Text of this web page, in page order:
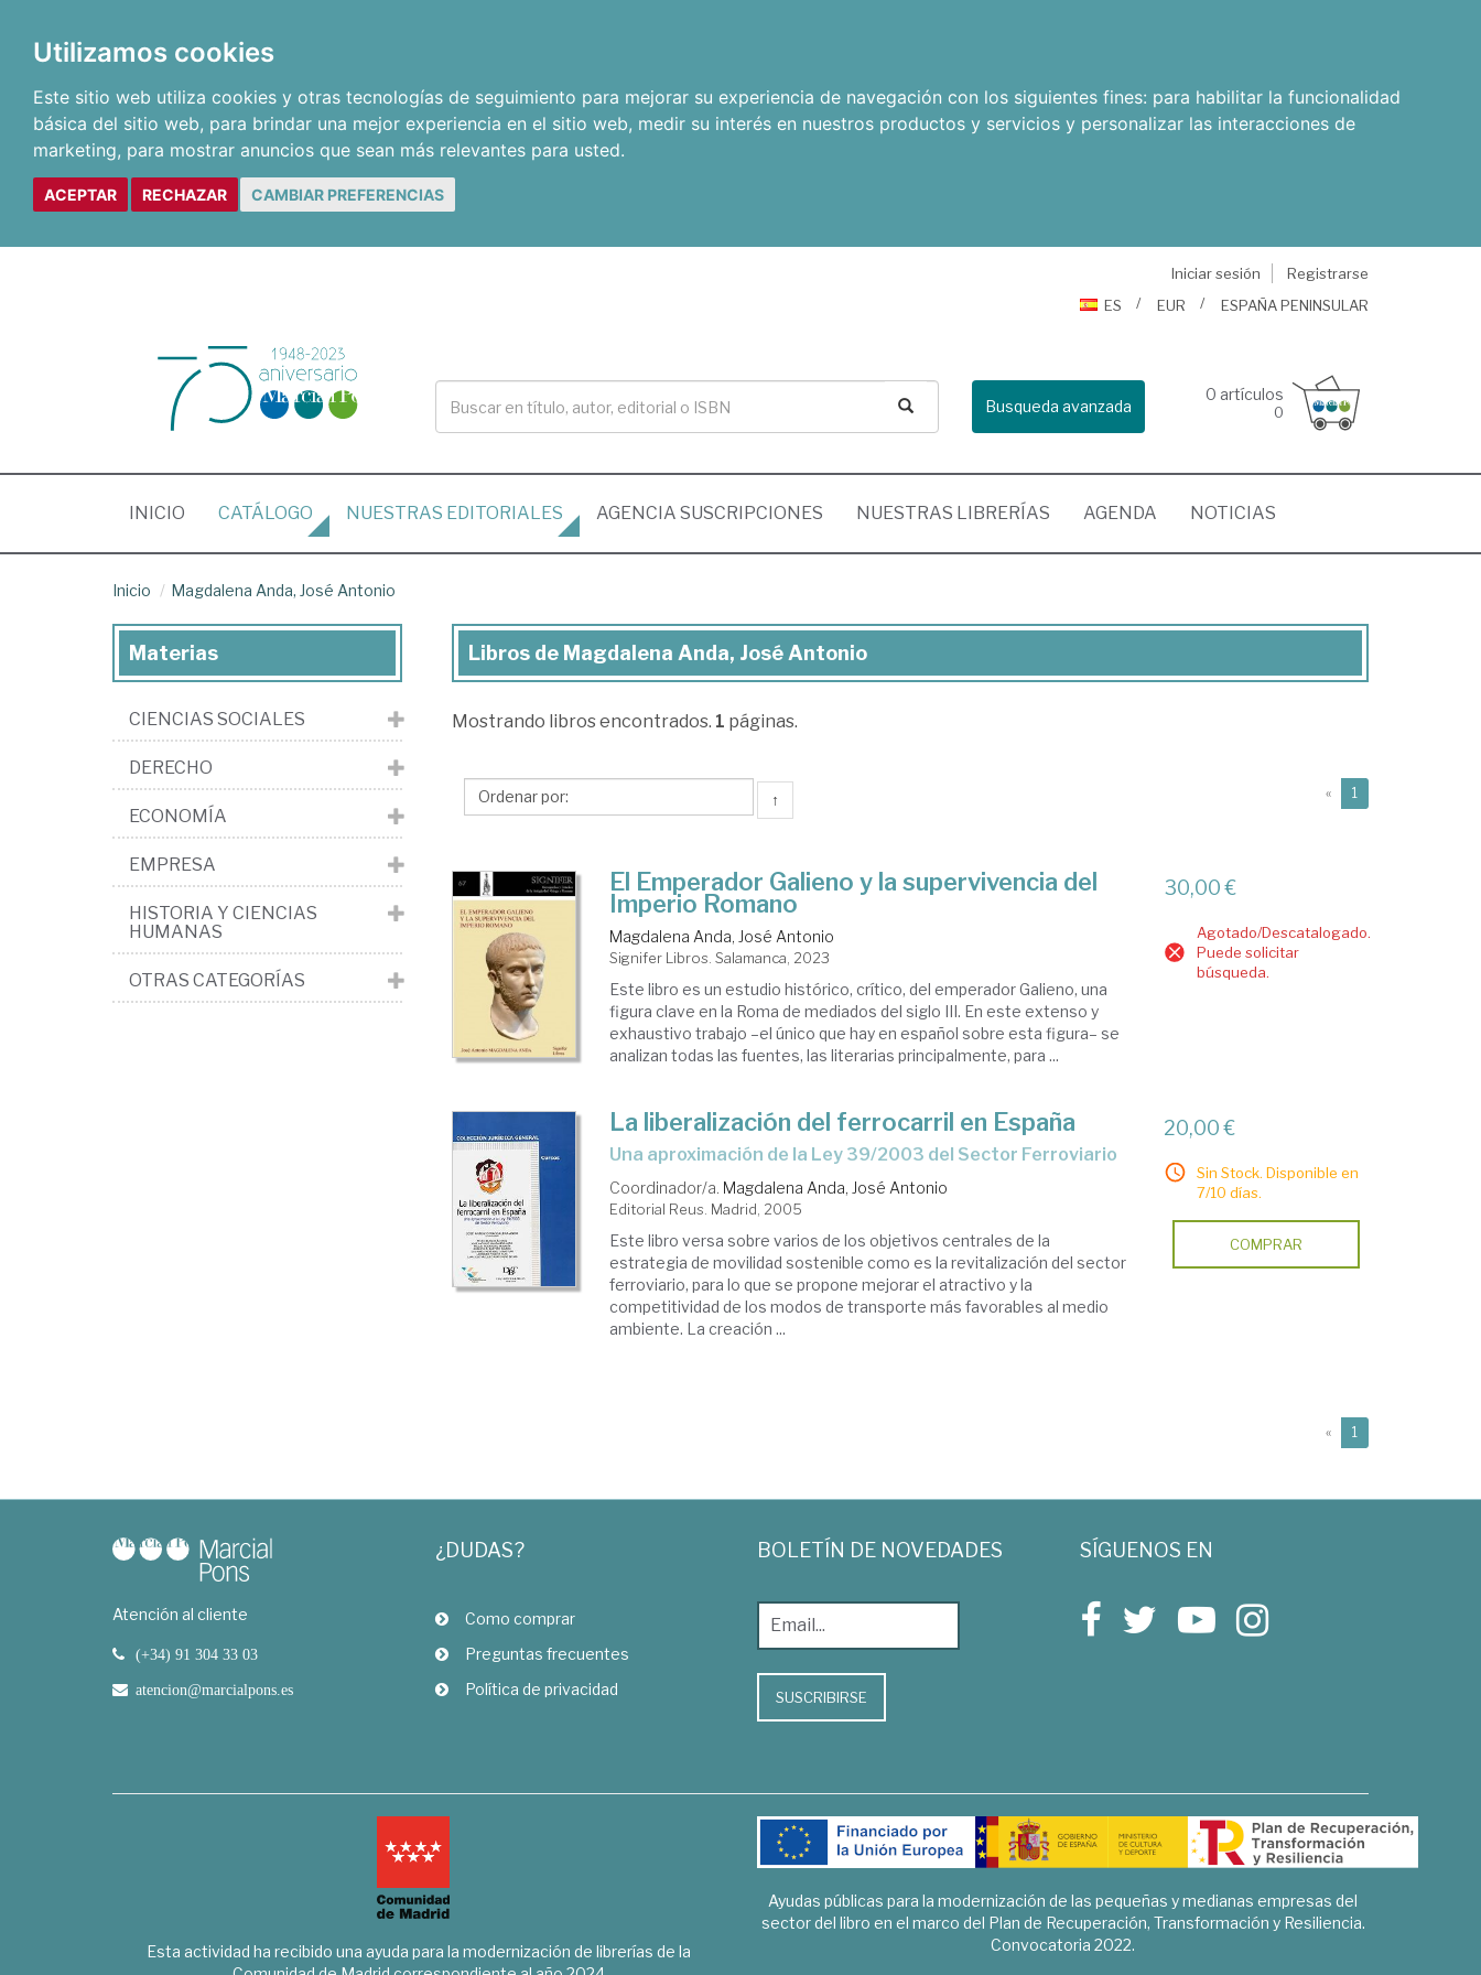
Utilizamos cookies
Este sitio web utiliza cookies y otras tecnologías de seguimiento para mejorar su experiencia de navegación con los siguientes fines: para habilitar la funcionalidad
básica del sitio web, para brindar una mejor experiencia en el sitio web, medir su interés en nuestros productos y servicios y personalizar las interacciones de
marketing, para mostrar anuncios que sean más relevantes para usted.
ACEPTAR RECHAZAR CAMBIAR PREFERENCIAS
Iniciar sesión
Registrarse
ES
EUR ESPAÑA PENINSULAR
Busqueda avanzada
0 artículos
0
INICIO (CURRENT)
CATÁLOGO NUESTRAS EDITORIALES AGENCIA SUSCRIPCIONES NUESTRAS LIBRERÍAS AGENDA NOTICIAS
Inicio Magdalena Anda, José Antonio
Libros
Magdalena
José
Libros de Magdalena Anda, José Antonio
Mostrando libros encontrados. 1 páginas.
↑ « 1
El Emperador Galieno y la supervivencia del
Imperio Romano
Magdalena Anda, José Antonio
Signifer Libros. Salamanca, 2023
Este libro es un estudio histórico, crítico, del emperador Galieno, una
figura clave en la Roma de mediados del siglo III. En este extenso y
exhaustivo trabajo –el único que hay en español sobre esta figura– se
analizan todas las fuentes, las literarias principalmente, para ...
30,00 €
Agotado/Descatalogado.
Puede solicitar
búsqueda.
La liberalización del ferrocarril en España
una aproximación de la Ley 39/2003 del Sector Ferroviario
Coordinador/a. Magdalena Anda, José Antonio
Editorial Reus. Madrid, 2005
Este libro versa sobre varios de los objetivos centrales de la
estrategia de movilidad sostenible como es la revitalización del sector
ferroviario, para lo que se propone mejorar el atractivo y la
competitividad de los modos de transporte más favorables al medio
ambiente. La creación ...
20,00 €
Sin Stock. Disponible en
7/10 días.
COMPRAR
« 1
Materias
CIENCIAS SOCIALES
DERECHO
ECONOMÍA
EMPRESA
HISTORIA Y CIENCIAS
HUMANAS
OTRAS CATEGORÍAS
Atención al cliente
(+34) 91 304 33 03
atencion@marcialpons.es
¿DUDAS?
Como comprar
Preguntas frecuentes
Política de privacidad
BOLETÍN DE NOVEDADES
SUSCRIBIRSE
SÍGUENOS EN
Esta actividad ha recibido una ayuda para la modernización de librerías de la
Ayudas públicas para la modernización de las pequeñas y medianas empresas del
sector del libro en el marco del Plan de Recuperación, Transformación y Resiliencia.
Convocatoria 2022.